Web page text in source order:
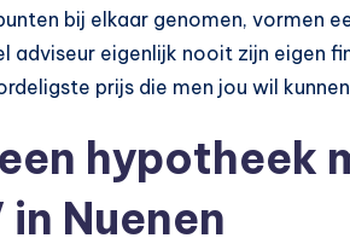
bij elkaar genomen, vormen
adviseur eigenlijk nooit zijn eigen
prijs die men jou wil
hypotheek
Nuenen